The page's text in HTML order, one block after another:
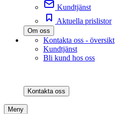
Kundtjänst
Aktuella prislistor
Om oss
Kontakta oss - översikt
Kundtjänst
Bli kund hos oss
Kontakta oss
Meny